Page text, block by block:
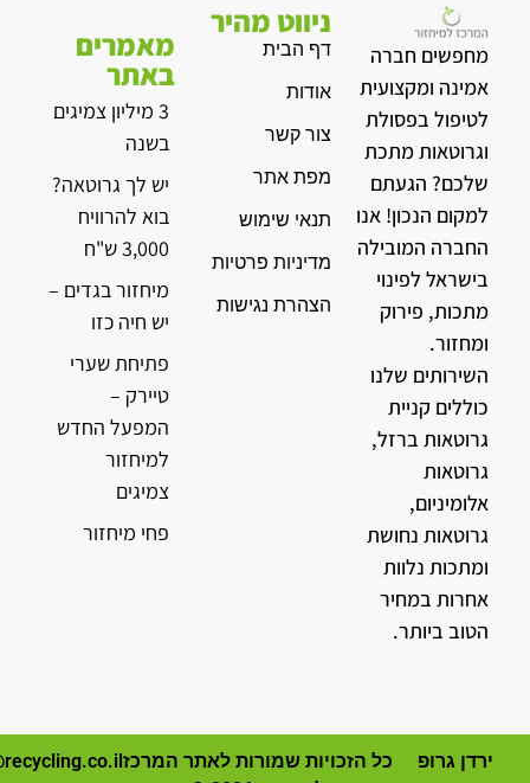
מחפשים חברה
אמינה ומקצועית
לטיפול בפסולת
וגרוטאות מתכת
שלכם? הגעתם
למקום הנכון! אנו
החברה המובילה
בישראל לפינוי
מתכות, פירוק
ומחזור.
השירותים שלנו
כוללים קניית
גרוטאות ברזל,
גרוטאות
אלומיניום,
גרוטאות נחושת
ומתכות נלוות
אחרות במחיר
הטוב ביותר.
ניווט מהיר
דף הבית
אודות
צור קשר
מפת אתר
תנאי שימוש
מדיניות פרטיות
הצהרת נגישות
מאמרים
באתר
3 מיליון צמיגים
בשנה
יש לך גרוטאה?
בוא להרוויח
3,000 ש"ח
מיחזור בגדים –
יש חיה כזו
פתיחת שערי
טיירק –
המפעל החדש
למיחזור
צמיגים
פחי מיחזור
ירדן גרופ
כל הזכויות שמורות לאתר המרכז